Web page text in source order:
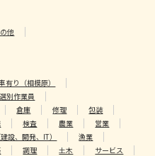
他
り（相模原）
別作業員
倉庫 修理
包装
検査 農業
営業
設、開発、IT）
漁業
調理 土木
サービス